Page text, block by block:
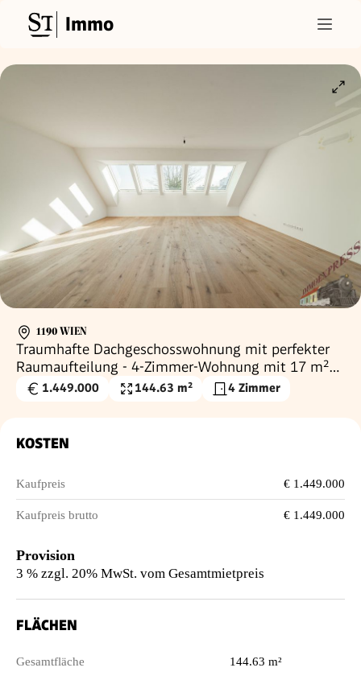
Immo
1190 WIEN
Traumhafte Dachgeschosswohnung mit perfekter
Raumaufteilung - 4-Zimmer-Wohnung mit 17 m²
Terrasse, Erstbezug, luxuriöser Neubau mit
erstklassiger Ausstattung & Garage
Kaufpreis
1.449.000
Wohnfläche
144.63 m² 4 Zimmer
KOSTEN
Kaufpreis € 1.449.000
Kaufpreis brutto € 1.449.000
Provision
3 % zzgl. 20% MwSt. vom Gesamtmietpreis
FLÄCHEN
Gesamtfläche
144.63 m²